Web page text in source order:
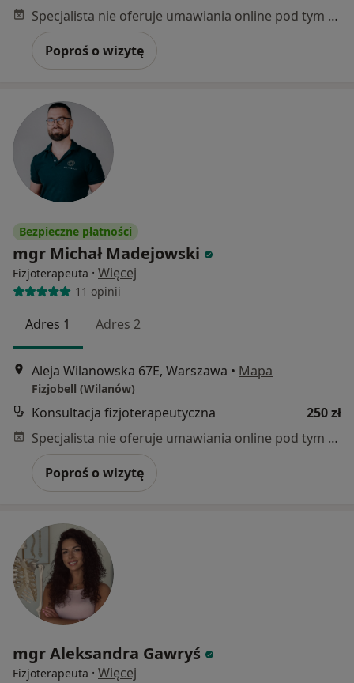
Specjalista nie oferuje umawiania online pod tym adresem.
Poproś o wizytę
Bezpieczne płatności
mgr Michał Madejowski
Fizjoterapeuta · Więcej
11 opinii
Adres 1 Adres 2
Aleja Wilanowska 67E, Warszawa • Mapa
Fizjobell (Wilanów)
Konsultacja fizjoterapeutyczna
250 zł
Specjalista nie oferuje umawiania online pod tym adresem.
Poproś o wizytę
mgr Aleksandra Gawryś
Fizjoterapeuta · Więcej